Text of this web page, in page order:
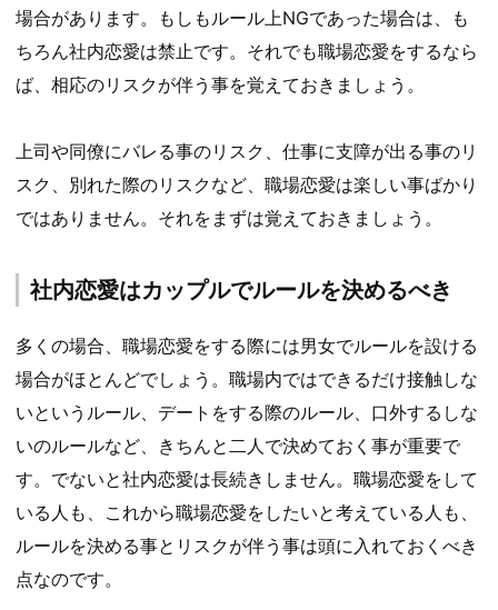
場合があります。もしもルール上NGであった場合は、も
ちろん社内恋愛は禁止です。それでも職場恋愛をするなら
ば、相応のリスクが伴う事を覚えておきましょう。
上司や同僚にバレる事のリスク、仕事に支障が出る事のリ
スク、別れた際のリスクなど、職場恋愛は楽しい事ばかり
ではありません。それをまずは覚えておきましょう。
社内恋愛はカップルでルールを決めるべき
多くの場合、職場恋愛をする際には男女でルールを設ける
場合がほとんどでしょう。職場内ではできるだけ接触しな
いというルール、デートをする際のルール、口外するしな
いのルールなど、きちんと二人で決めておく事が重要で
す。でないと社内恋愛は長続きしません。職場恋愛をして
いる人も、これから職場恋愛をしたいと考えている人も、
ルールを決める事とリスクが伴う事は頭に入れておくべき
点なのです。